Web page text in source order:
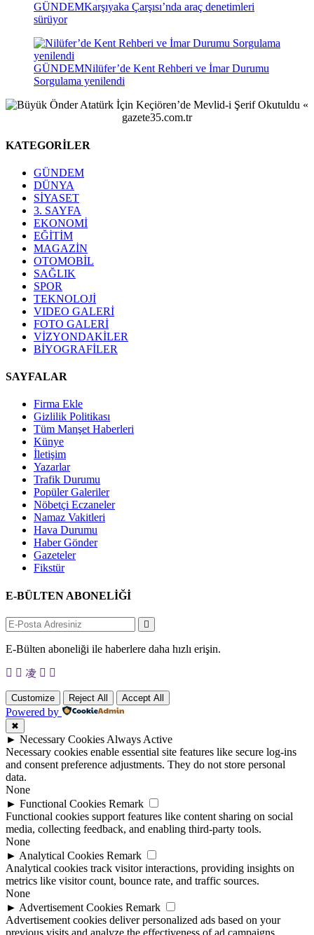
GÜNDEMKarşıyaka Çarşısı’nda araç denetimleri
sürüyor
GÜNDEMNilüfer’de Kent Rehberi ve İmar Durumu
Sorgulama yenilendi
KATEGORİLER
GÜNDEM
DÜNYA
SİYASET
3. SAYFA
EKONOMİ
EĞİTİM
MAGAZİN
OTOMOBİL
SAĞLIK
SPOR
TEKNOLOJİ
VIDEO GALERİ
FOTO GALERİ
VİZYONDAKİLER
BİYOGRAFİLER
SAYFALAR
Firma Ekle
Gizlilik Politikası
Tüm Manşet Haberleri
Künye
İletişim
Yazarlar
Trafik Durumu
Popüler Galeriler
Nöbetçi Eczaneler
Namaz Vakitleri
Hava Durumu
Haber Gönder
Gazeteler
Fikstür
E-BÜLTEN ABONELİĞİ
E-Bülten aboneliği ile haberlere daha hızlı erişin.
Customize Reject All Accept All
Powered by
✖
► Necessary Cookies Always Active
Necessary cookies enable essential site features like secure log-ins
and consent preference adjustments. They do not store personal
data.
None
► Functional Cookies Remark
Functional cookies support features like content sharing on social
media, collecting feedback, and enabling third-party tools.
None
► Analytical Cookies Remark
Analytical cookies track visitor interactions, providing insights on
metrics like visitor count, bounce rate, and traffic sources.
None
► Advertisement Cookies Remark
Advertisement cookies deliver personalized ads based on your
previous visits and analyze the effectiveness of ad campaigns.